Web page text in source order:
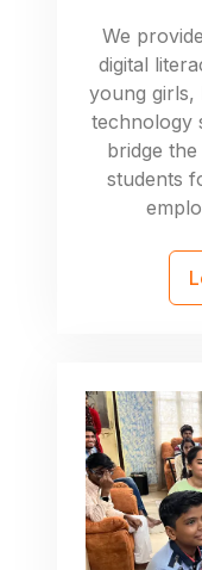
We
digital
young girls,
technology
bridge
students